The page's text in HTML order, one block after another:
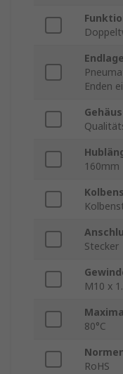
Enden
160mm
Stecker
M10 x
80°C
RoHS